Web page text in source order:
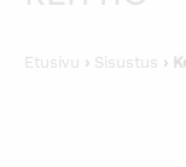
Etusivu › Sisustus ›